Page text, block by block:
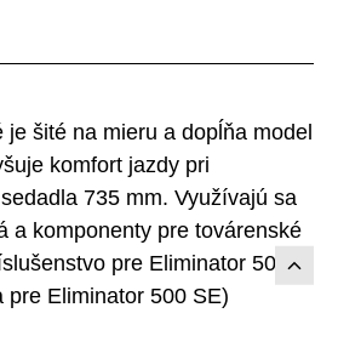
je šité na mieru a dopĺňa model
komfort jazdy pri
735 mm. Využívajú sa
a komponenty pre továrenské
pre Eliminator 500,
pre Eliminator 500 SE)